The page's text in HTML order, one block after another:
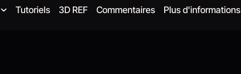
Tutoriels 3D REF Commentaires Plus d'informations